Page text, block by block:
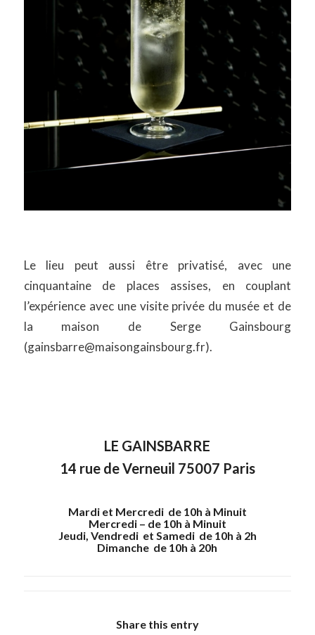
Le lieu peut aussi être privatisé, avec une
cinquantaine de places assises, en couplant
l’expérience avec une visite privée du musée et de
la maison de Serge Gainsbourg
(gainsbarre@maisongainsbourg.fr).
LE GAINSBARRE
14 rue de Verneuil 75007 Paris
Mardi et Mercredi de 10h à Minuit
Mercredi – de 10h à Minuit
Jeudi, Vendredi et Samedi de 10h à 2h
Dimanche de 10h à 20h
Share this entry